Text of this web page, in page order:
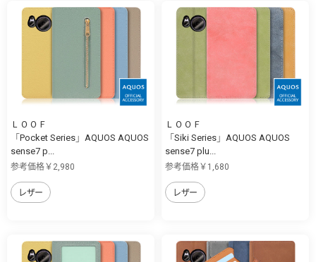
ＬＯＯＦ
「Pocket Series」AQUOS AQUOS
sense7 p...
参考価格￥2,980
レザー
ＬＯＯＦ
「Siki Series」AQUOS AQUOS
sense7 plu...
参考価格￥1,680
レザー